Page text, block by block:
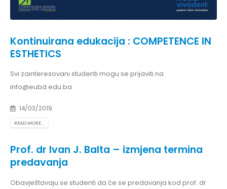
Kontinuirana edukacija : COMPETENCE IN
ESTHETICS
Svi zainteresovani studenti mogu se prijaviti na
info@eubd.edu.ba
14/03/2019
READ MORE...
Prof. dr Ivan J. Balta – izmjena termina
predavanja
Obavještavaju se studenti da će se predavanja kod prof. dr